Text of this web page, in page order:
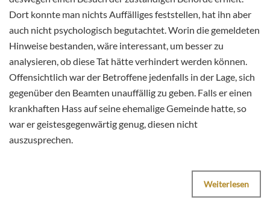
Dort konnte man nichts Auffälliges feststellen, hat ihn aber
auch nicht psychologisch begutachtet. Worin die gemeldeten
Hinweise bestanden, wäre interessant, um besser zu
analysieren, ob diese Tat hätte verhindert werden können.
Offensichtlich war der Betroffene jedenfalls in der Lage, sich
gegenüber den Beamten unauffällig zu geben. Falls er einen
krankhaften Hass auf seine ehemalige Gemeinde hatte, so
war er geistesgegenwärtig genug, diesen nicht
auszusprechen.
Weiterlesen